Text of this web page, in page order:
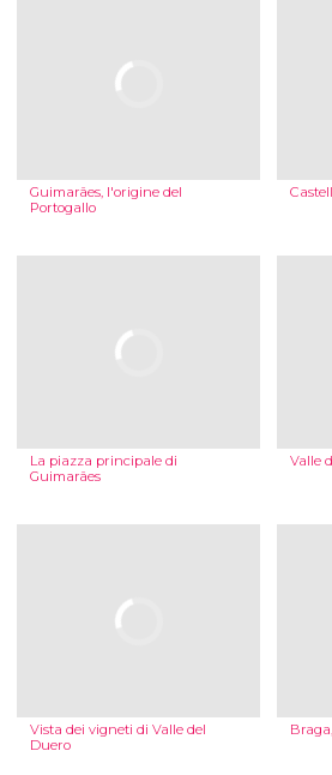
Guimarães, l'origine del
Portogallo
La piazza principale di
Guimarães
Valle
Vista dei vigneti di Valle del
Duero